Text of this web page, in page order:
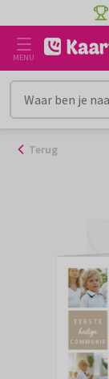
naar
inhoud
MENU
Terug